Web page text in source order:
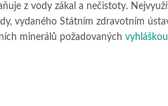
z vody zákal a nečistoty.
vydaného Státním zdravotním
minerálů požadovaných